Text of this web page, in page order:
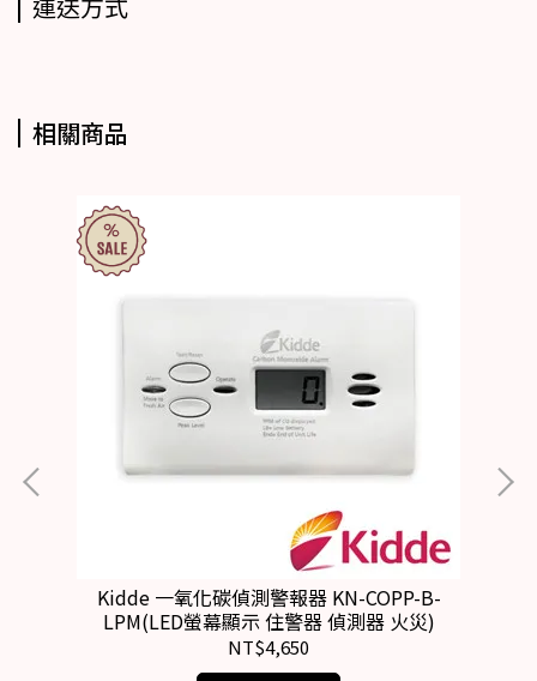
運送方式
相關商品
Kidde 一氧化碳偵測警報器 KN-COPP-B-
LPM(LED螢幕顯示 住警器 偵測器 火災)
NT$4,650